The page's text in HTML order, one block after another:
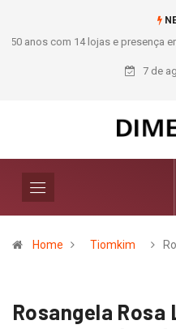
Moda deixa de seguir
aposta na
7 de
Home Tiomkim
Rosangela